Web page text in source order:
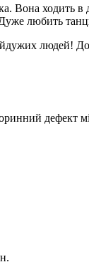
Вона ходить в
любить
людей!
дефект